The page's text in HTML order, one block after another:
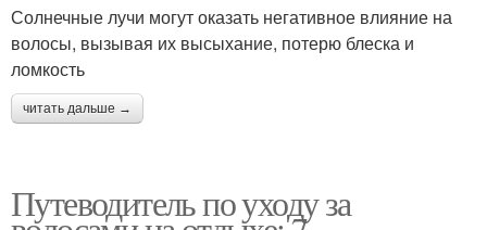
Солнечные лучи могут оказать негативное влияние на
волосы, вызывая их высыхание, потерю блеска и
ломкость
читать дальше →
Путеводитель по уходу за